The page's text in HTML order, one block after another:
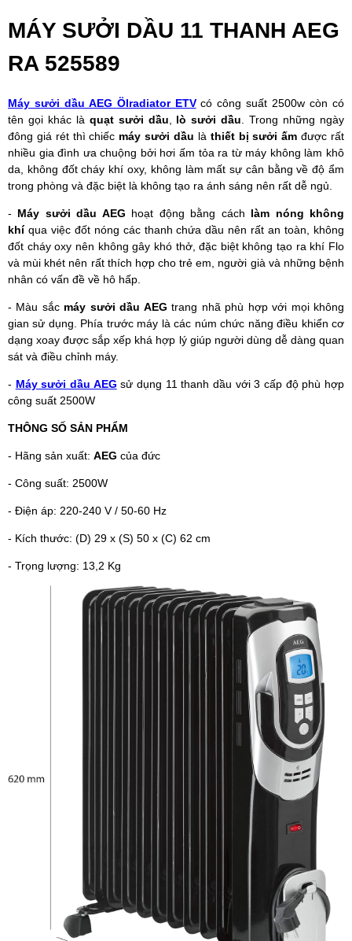
MÁY SƯỞI DẦU 11 THANH AEG
RA 525589
Máy sưởi dầu AEG Ölradiator ETVcó công suất 2500w còn có
tên gọi khác là quạt sưởi dầu lò sưởi dầu . Trong những ngày
đông giá rét thì chiếc máy sưởi dầu là thiết bị sưởi ấm được rất
nhiều gia đình ưa chuộng bởi hơi ấm tỏa ra từ máy không làm khô
da, không đốt cháy khí oxy, không làm mất sự cân bằng về độ ẩm
trong phòng và đặc biệt là không tạo ra ánh sáng nên rất dễ ngủ.
- Máy sưởi dầu AEG hoạt động bằng cách làm nóng không
khíqua việc đốt nóng các thanh chứa dầu nên rất an toàn, không
đốt cháy oxy nên không gây khó thở, đặc biệt không tạo ra khí Flo
và mùi khét nên rất thích hợp cho trẻ em, người già và những bệnh
nhân có vấn đề về hô hấp.
- Màu sắc máy sưởi dầu AEG trang nhã phù hợp với mọi không
gian sử dụng. Phía trước máy là các núm chức năng điều khiển cơ
dạng xoay được sắp xếp khá hợp lý giúp người dùng dễ dàng quan
sát và điều chỉnh máy.
- Máy sưởi dầu AEG sử dụng 11 thanh dầu với 3 cấp độ phù hợp
công suất 2500W
THÔNG SỐ SẢN PHẨM
- Hãng sản xuất: AEG của đức
- Công suất: 2500W
- Điện áp: 220-240 V / 50-60 Hz
- Kích thước: (D) 29 x (S) 50 x (C) 62 cm
- Trọng lượng: 13,2 Kg